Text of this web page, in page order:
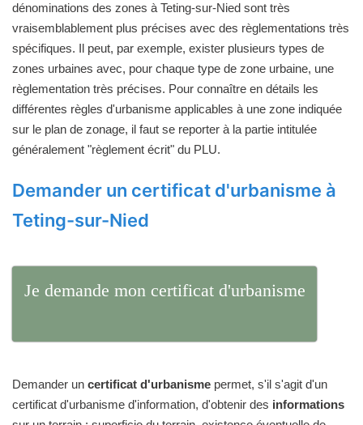
dénominations des zones à Teting-sur-Nied sont très
vraisemblablement plus précises avec des règlementations très
spécifiques. Il peut, par exemple, exister plusieurs types de
zones urbaines avec, pour chaque type de zone urbaine, une
règlementation très précises. Pour connaître en détails les
différentes règles d'urbanisme applicables à une zone indiquée
sur le plan de zonage, il faut se reporter à la partie intitulée
généralement "règlement écrit" du PLU.
Demander un certificat d'urbanisme à
Teting-sur-Nied
Je demande mon certificat d'urbanisme
Demander un certificat d'urbanisme permet, s'il s'agit d'un
certificat d'urbanisme d'information, d'obtenir des informations